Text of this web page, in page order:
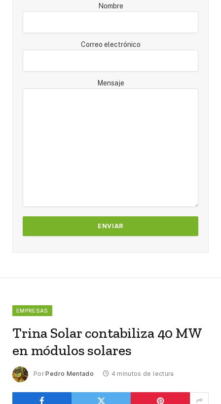
Nombre
Correo electrónico
Mensaje
EMPRESAS
Trina Solar contabiliza 40 MW
en módulos solares
Por Pedro Mentado 4 minutos de lectura